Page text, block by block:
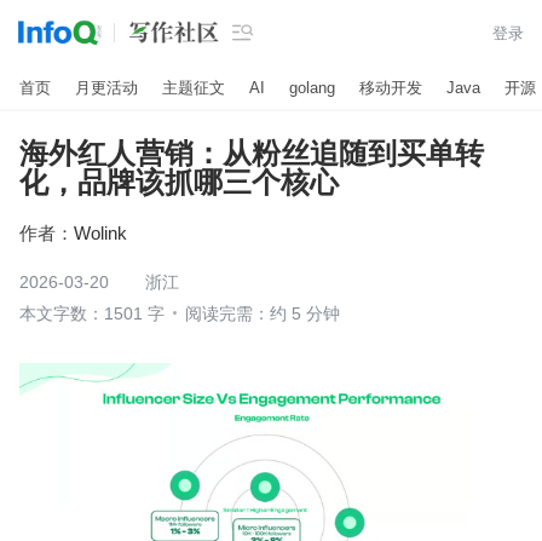
 登录
首页 月更活动 主题征文 AI golang 移动开发 Java 开源
海外红人营销：从粉丝追随到买单转
化，品牌该抓哪三个核心
作者： Wolink
2026-03-20
浙江
本文字数：1501 字
阅读完需：约 5 分钟